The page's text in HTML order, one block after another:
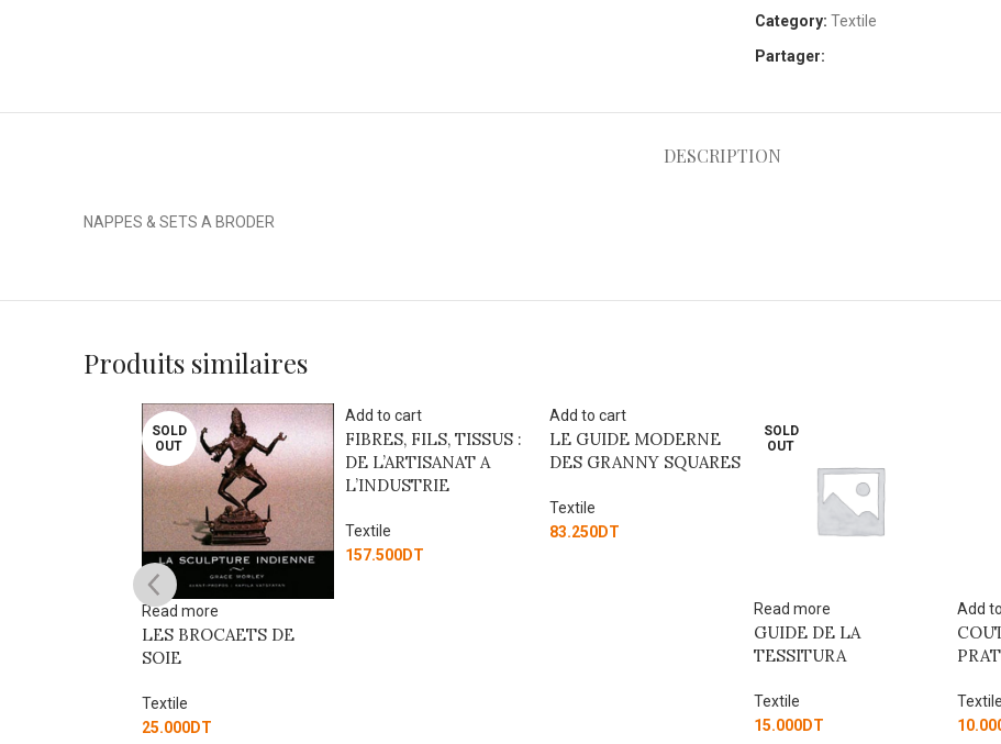
Category: Textile
Partager:
DESCRIPTION
NAPPES & SETS A BRODER
Produits similaires
SOLD
OUT
Read more
LES BROCAETS DE
SOIE
Textile
25.000DT
Add to cart
FIBRES, FILS, TISSUS :
DE L’ARTISANAT A
L’INDUSTRIE
Textile
157.500DT
Add to cart
LE GUIDE MODERNE
DES GRANNY SQUARES
Textile
83.250DT
SOLD
OUT
Read more
GUIDE DE LA
TESSITURA
Textile
15.000DT
Add
Textile